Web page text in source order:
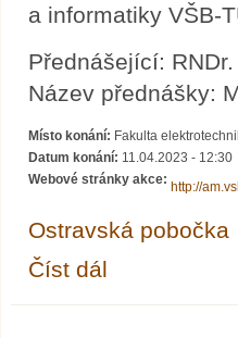
a informatiky VŠB-
Přednášející:
Název přednášky:
Místo konání: Fakulta
Datum konání: 11.04.2023 - 12:30
Webové stránky akce:
http://
Ostravská pobočka
Číst dál